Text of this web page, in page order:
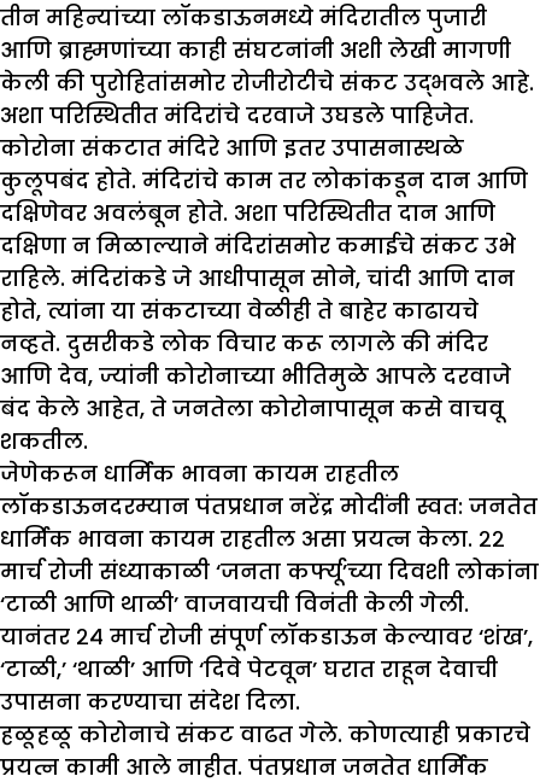
तीन महिन्यांच्या लॉकडाऊनमध्ये मंदिरातील पुजारी
आणि ब्राह्मणांच्या काही संघटनांनी अशी लेखी मागणी
केली की पुरोहितांसमोर रोजीरोटीचे संकट उद्भवले आहे.
अशा परिस्थितीत मंदिरांचे दरवाजे उघडले पाहिजेत.
कोरोना संकटात मंदिरे आणि इतर उपासनास्थळे
कुलूपबंद होते. मंदिरांचे काम तर लोकांकडून दान आणि
दक्षिणेवर अवलंबून होते. अशा परिस्थितीत दान आणि
दक्षिणा न मिळाल्याने मंदिरांसमोर कमाईचे संकट उभे
राहिले. मंदिरांकडे जे आधीपासून सोने, चांदी आणि दान
होते, त्यांना या संकटाच्या वेळीही ते बाहेर काढायचे
नव्हते. दुसरीकडे लोक विचार करू लागले की मंदिर
आणि देव, ज्यांनी कोरोनाच्या भीतिमुळे आपले दरवाजे
बंद केले आहेत, ते जनतेला कोरोनापासून कसे वाचवू
शकतील.
जेणेकरून धार्मिक भावना कायम राहतील
लॉकडाऊनदरम्यान पंतप्रधान नरेंद्र मोदींनी स्वत: जनतेत
धार्मिक भावना कायम राहतील असा प्रयत्न केला. २२
मार्च रोजी संध्याकाळी ‘जनता कर्फ्यू’च्या दिवशी लोकांना
‘टाळी आणि थाळी’ वाजवायची विनंती केली गेली.
यानंतर २४ मार्च रोजी संपूर्ण लॉकडाऊन केल्यावर ‘शंख’,
‘टाळी,’ ‘थाळी’ आणि ‘दिवे पेटवून’ घरात राहून देवाची
उपासना करण्याचा संदेश दिला.
हळूहळू कोरोनाचे संकट वाढत गेले. कोणत्याही प्रकारचे
प्रयत्न कामी आले नाहीत. पंतप्रधान जनतेत धार्मिक